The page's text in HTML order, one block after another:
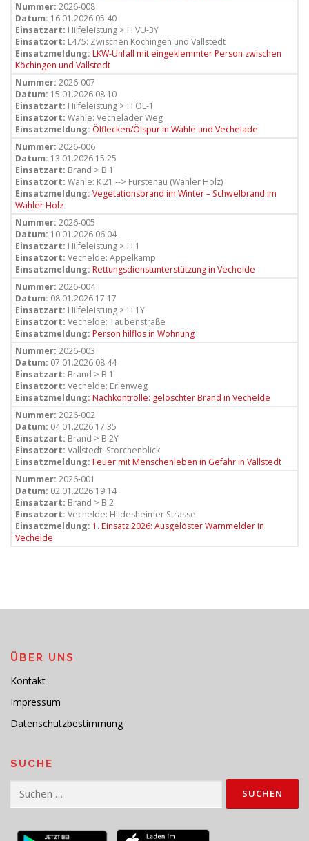
Nummer: 2026-008
Datum: 16.01.2026 05:40
Einsatzart: Hilfeleistung > H VU-3Y
Einsatzort: L475: Zwischen Köchingen und Vallstedt
Einsatzmeldung: LKW-Unfall mit eingeklemmter Person zwischen
Köchingen und Vallstedt
Nummer: 2026-007
Datum: 15.01.2026 08:10
Einsatzart: Hilfeleistung > H ÖL-1
Einsatzort: Wahle: Vechelader Weg
Einsatzmeldung: Ölflecken/Ölspur in Wahle und Vechelade
Nummer: 2026-006
Datum: 13.01.2026 15:25
Einsatzart: Brand > B 1
Einsatzort: Wahle: K 21 --> Fürstenau (Wahler Holz)
Einsatzmeldung: Vegetationsbrand im Winter – Schwelbrand im
Wahler Holz
Nummer: 2026-005
Datum: 10.01.2026 06:04
Einsatzart: Hilfeleistung > H 1
Einsatzort: Vechelde: Appelkamp
Einsatzmeldung: Rettungsdienstunterstützung in Vechelde
Nummer: 2026-004
Datum: 08.01.2026 17:17
Einsatzart: Hilfeleistung > H 1Y
Einsatzort: Vechelde: Taubenstraße
Einsatzmeldung: Person hilflos in Wohnung
Nummer: 2026-003
Datum: 07.01.2026 08:44
Einsatzart: Brand > B 1
Einsatzort: Vechelde: Erlenweg
Einsatzmeldung: Nachkontrolle: gelöschter Brand in Vechelde
Nummer: 2026-002
Datum: 04.01.2026 17:35
Einsatzart: Brand > B 2Y
Einsatzort: Vallstedt: Storchenblick
Einsatzmeldung: Feuer mit Menschenleben in Gefahr in Vallstedt
Nummer: 2026-001
Datum: 02.01.2026 19:14
Einsatzart: Brand > B 2
Einsatzort: Vechelde: Hildesheimer Strasse
Einsatzmeldung: 1. Einsatz 2026: Ausgelöster Warnmelder in
Vechelde
ÜBER UNS
Kontakt
Impressum
Datenschutzbestimmung
SUCHE
Suchen